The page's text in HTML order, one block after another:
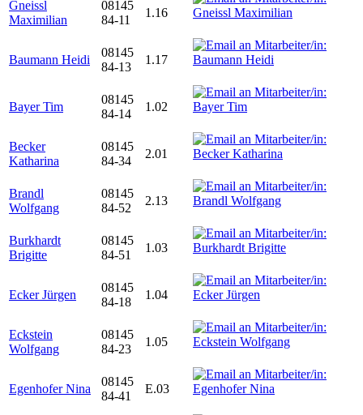
Gneissl
Maximilian
08145
84-11
1.16
Baumann Heidi
08145
84-13
1.17
Bayer Tim
08145
84-14
1.02
Becker
Katharina
08145
84-34
2.01
Brandl
Wolfgang
08145
84-52
2.13
Burkhardt
Brigitte
08145
84-51
1.03
Ecker Jürgen
08145
84-18
1.04
Eckstein
Wolfgang
08145
84-23
1.05
Egenhofer Nina
08145
84-41
E.03